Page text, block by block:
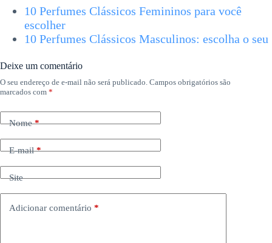
10 Perfumes Clássicos Femininos para você
escolher
10 Perfumes Clássicos Masculinos: escolha o seu
Deixe um comentário
O seu endereço de e-mail não será publicado. Campos obrigatórios são
marcados com *
Nome*
E-mail*
Site
Adicionar comentário *